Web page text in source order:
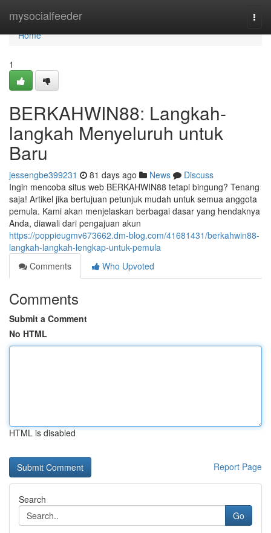
mysocialfeeder
Home
Home
1
BERKAHWIN88: Langkah-
langkah Menyeluruh untuk
Baru
jessengbe399231 81 days ago News
Discuss
Ingin mencoba situs web BERKAHWIN88 tetapi bingung? Tenang
saja! Artikel jika bertujuan petunjuk mudah untuk semua anggota
pemula. Kami akan menjelaskan berbagai dasar yang hendaknya
Anda, diawali dari pengajuan akun
https://poppieugmv673662.dm-blog.com/41681431/berkahwin88-
langkah-langkah-lengkap-untuk-pemula
Comments
Who Upvoted
Comments
Submit a Comment
No HTML
HTML is disabled
Report Page
Search
Go